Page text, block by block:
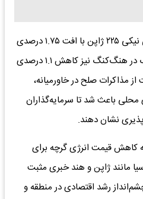
به گزارش دنیای معدن، شاخص نیکی ۲۲۵ ژاپن با افت ۱.۷۵ درصدی
مواجه شد و شاخص هانگ‌سنگ در هنگ‌کنگ نیز کاهش ۱.۱ درصدی
از مذاکرات صلح در خاورمیانه،
محلی باعث شد تا سرمایه‌گذاران
نشان دهند.
کاهش قیمت انرژی گرچه برای
مانند ژاپن و هند خبری مثبت
رشد اقتصادی در منطقه و